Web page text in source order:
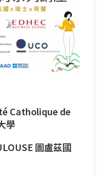
Catholique de
學
圖盧茲國